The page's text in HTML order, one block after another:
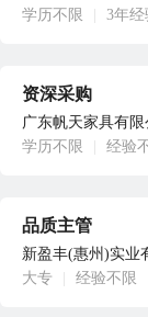
学历不限
3年经
资深采购
广东帆天家具有限
学历不限
经验
品质主管
新盈丰(惠州)实业
大专
经验不限